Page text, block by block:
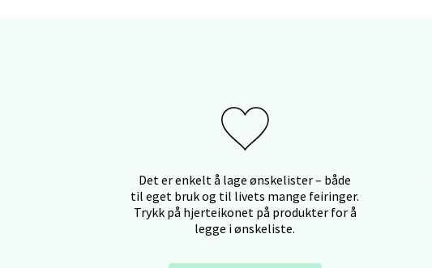
Det er enkelt å lage ønskelister – både
til eget bruk og til livets mange feiringer.
Trykk på hjerteikonet på produkter for å
legge i ønskeliste.
Trondheim
Ski - Thon
Ski Storsenter,